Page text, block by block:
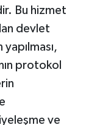
Bu hizmet
devlet
protokol
ve